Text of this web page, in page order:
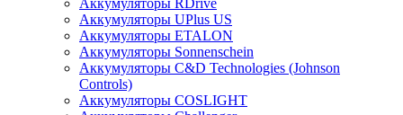
Аккумуляторы RDrive
Аккумуляторы UPlus US
Аккумуляторы ETALON
Аккумуляторы Sonnenschein
Аккумуляторы С&D Technologies (Johnson
Controls)
Аккумуляторы COSLIGHT